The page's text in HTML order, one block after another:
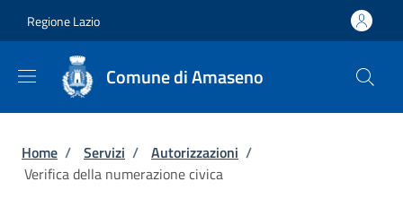
Regione Lazio
Comune di Amaseno
Briciole di pane
Home / Servizi / Autorizzazioni /
Verifica della numerazione civica